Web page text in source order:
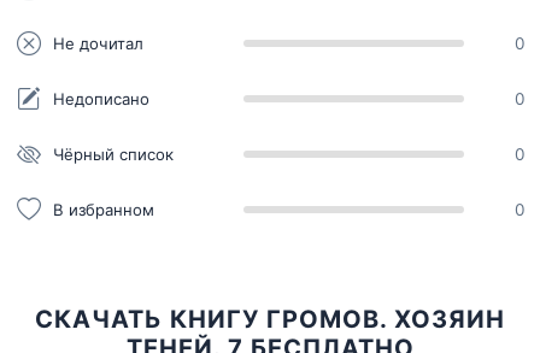
Не дочитал 0
Недописано 0
Чёрный список 0
В избранном 0
СКАЧАТЬ КНИГУ ГРОМОВ. ХОЗЯИН